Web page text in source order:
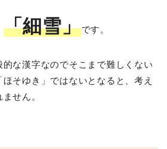
「細雪」です。
的な漢字なのでそこまで難しくない
そゆき」ではないとなると、考え
せん。